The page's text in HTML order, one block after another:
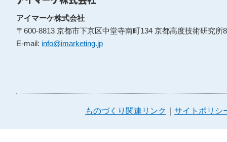
アイマーケ株式会社
〒600-8813 京都市下京区中堂寺南町134 京都高度技術研究所
E-mail: info@imarketing.jp
ものづくり関連リンク サイトポリシ